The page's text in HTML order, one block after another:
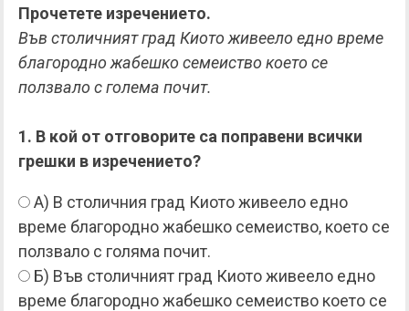
Прочетете изречението.
Във столичният град Киото живеело едно време
благородно жабешко семеиство което се
ползвало с голема почит.
1. В кой от отговорите са поправени всички
грешки в изречението?
А) В столичния град Киото живеело едно
време благородно жабешко семеиство, което се
ползвало с голяма почит.
Б) Във столичният град Киото живеело едно
време благородно жабешко семеиство което се